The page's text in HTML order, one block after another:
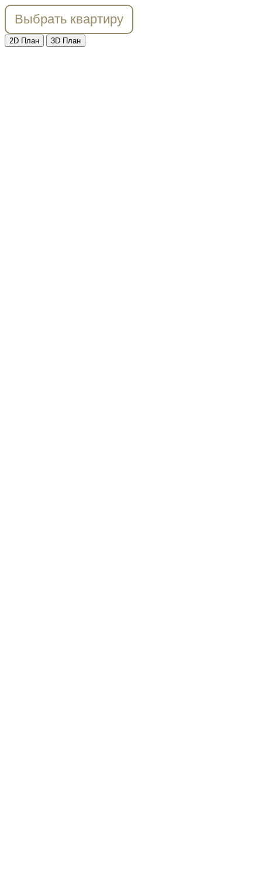
Выбрать квартиру
2D План 3D План